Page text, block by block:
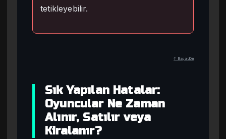
tetikleyebilir.
↑ Başa dön
Sık Yapılan Hatalar:
Oyuncular Ne Zaman
Alınır, Satılır veya
Kiralanır?